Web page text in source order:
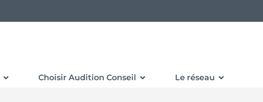
Choisir Audition Conseil Le réseau